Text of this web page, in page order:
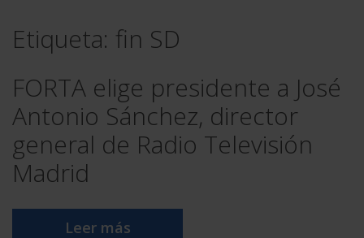
Etiqueta: fin SD
FORTA elige presidente a José
Antonio Sánchez, director
general de Radio Televisión
Madrid
Leer más